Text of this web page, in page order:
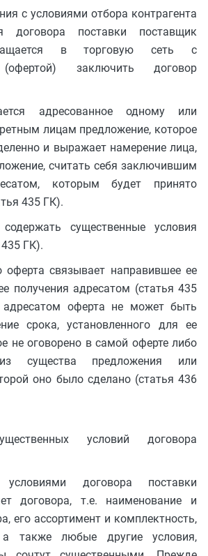
с условиями отбора контрагента
договора поставки поставщик
в торговую сеть с
заключить договор
адресованное одному или
лицам предложение, которое
и выражает намерение лица,
считать себя заключившим
которым будет принято
435 ГК).
существенные условия
ГК).
оферта связывает направившее ее
получения адресатом (статья 435
адресатом оферта не может быть
срока, установленного для ее
не оговорено в самой оферте либо
существа предложения или
оно было сделано (статья 436
условий договора
условиями договора поставки
договора, т.е. наименование и
его ассортимент и комплектность,
а также любые другие условия,